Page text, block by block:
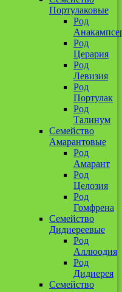
Портулаковые
Род
Род
Церария
Род
Левизия
Род
Портулак
Род
Талинум
Семейство
Амарантовые
Род
Амарант
Род
Целозия
Род
Гомфрена
Семейство
Дидиереевые
Род
Аллюодия
Род
Дидиерея
Семейство